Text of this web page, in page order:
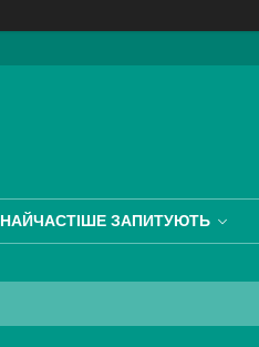
НАЙЧАСТІШЕ ЗАПИТУЮТЬ